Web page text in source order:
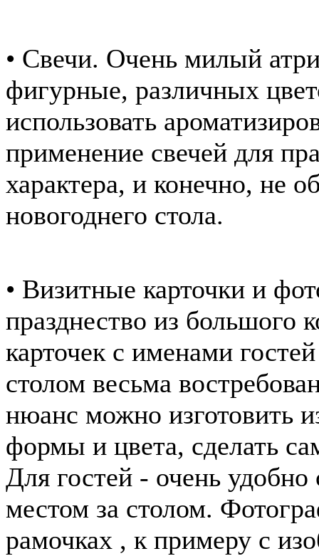
• Свечи. Очень милый
фигурные, различных
использовать
применение свечей для
характера, и конечно, не
новогоднего стола.
• Визитные карточки и
празднество из большого
карточек с именами
столом весьма
нюанс можно изготовить
формы и цвета, сделать
Для гостей - очень удобно
местом за столом.
рамочках , к примеру с